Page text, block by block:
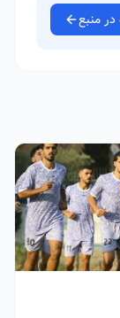
منبع